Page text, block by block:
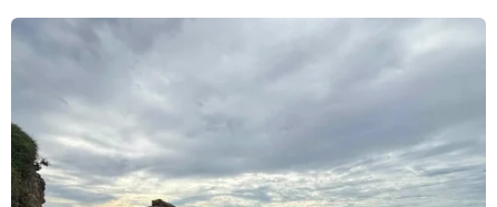
Nga thoái vốn nhà nước khỏi Sân bay
Quốc tế Sheremetyevo
Nga thông báo tấn công căn